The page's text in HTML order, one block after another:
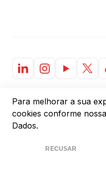
Para melhorar a sua
cookies conforme
Dados.
RECUSAR
Artigos